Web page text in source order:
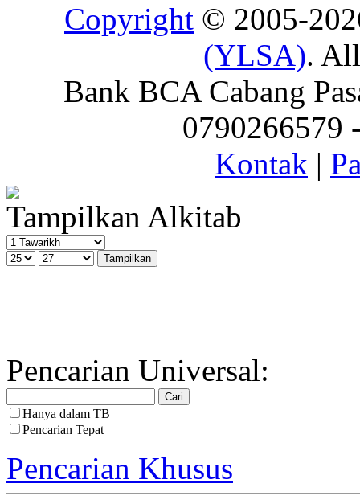
Copyright © 2005-
(YLSA).
Bank BCA Cabang
0790266579
Kontak |
Tampilkan Alkitab
Pencarian Universal:
Hanya dalam TB
Pencarian Tepat
Pencarian Khusus